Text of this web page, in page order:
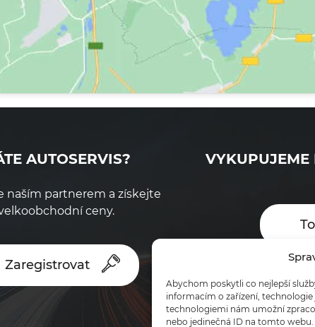
Abychom poskytli co nejlepší
informacím o zařízení,
technologiemi nám umožní
nebo jedinečná ID na tomto
AUTOSERVIS?
naším partnerem a získejte
ceny.
Zaregistrovat
VYKUPUJEME